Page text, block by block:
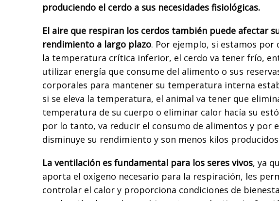
produciendo el cerdo a sus necesidades fisiológicas.
El aire que respiran los cerdos también puede afectar
rendimiento a largo plazo. Por ejemplo, si estamos por
la temperatura crítica inferior, el cerdo va tener frío,
utilizar energía que consume del alimento o sus
corporales para mantener su temperatura interna
si se eleva la temperatura, el animal va tener que
temperatura de su cuerpo o eliminar calor hacía su
por lo tanto, va reducir el consumo de alimentos y por
disminuye su rendimiento y son menos kilos
La ventilación es fundamental para los seres vivos, ya
aporta el oxígeno necesario para la respiración, les
controlar el calor y proporciona condiciones de